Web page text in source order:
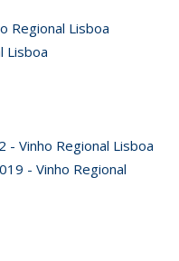
Regional Lisboa
Lisboa
- Vinho Regional Lisboa
- Vinho Regional